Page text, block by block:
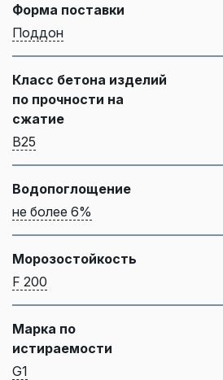
Форма поставки
Поддон
Класс бетона изделий
по прочности на
сжатие
B25
Водопоглощение
не более 6%
Морозостойкость
F 200
Марка по
истираемости
G1